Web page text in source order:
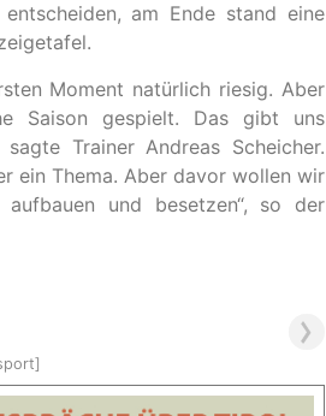
am Ende stand eine
Moment natürlich riesig. Aber
Saison gespielt. Das gibt uns
Trainer Andreas Scheicher.
ein Thema. Aber davor wollen wir
aufbauen und besetzen“, so der